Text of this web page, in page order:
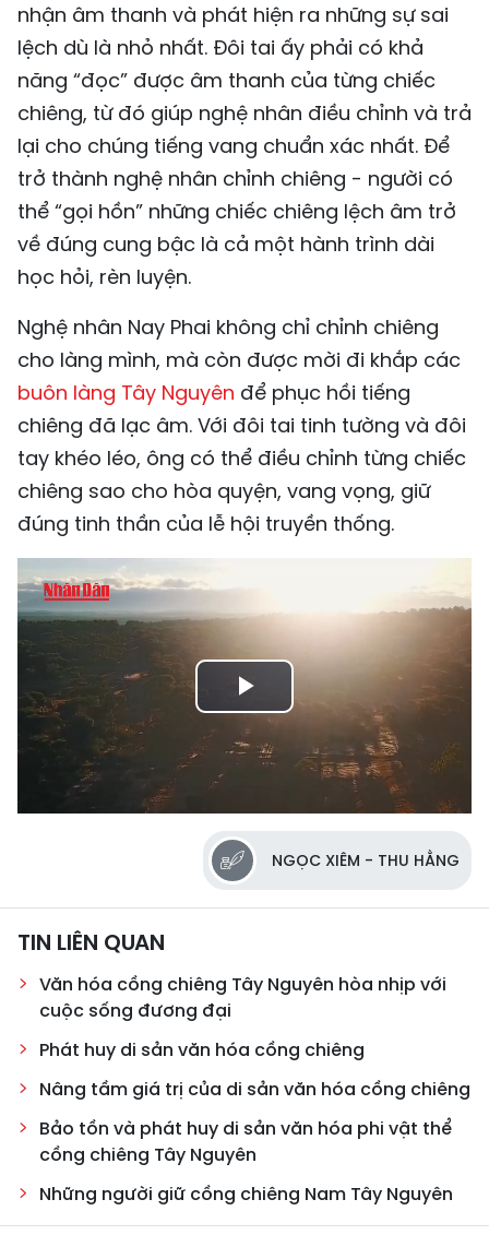
nhận âm thanh và phát hiện ra những sự sai
lệch dù là nhỏ nhất. Đôi tai ấy phải có khả
năng “đọc” được âm thanh của từng chiếc
chiêng, từ đó giúp nghệ nhân điều chỉnh và trả
lại cho chúng tiếng vang chuẩn xác nhất. Để
trở thành nghệ nhân chỉnh chiêng - người có
thể “gọi hồn” những chiếc chiêng lệch âm trở
về đúng cung bậc là cả một hành trình dài
học hỏi, rèn luyện.
Nghệ nhân Nay Phai không chỉ chỉnh chiêng
cho làng mình, mà còn được mời đi khắp các
buôn làng Tây Nguyên để phục hồi tiếng
chiêng đã lạc âm. Với đôi tai tinh tường và đôi
tay khéo léo, ông có thể điều chỉnh từng chiếc
chiêng sao cho hòa quyện, vang vọng, giữ
đúng tinh thần của lễ hội truyền thống.
Play
Video
NGỌC XIÊM - THU HẰNG
TIN LIÊN QUAN
Văn hóa cồng chiêng Tây Nguyên hòa nhịp với
cuộc sống đương đại
Phát huy di sản văn hóa cồng chiêng
Nâng tầm giá trị của di sản văn hóa cồng chiêng
Bảo tồn và phát huy di sản văn hóa phi vật thể
cồng chiêng Tây Nguyên
Những người giữ cồng chiêng Nam Tây Nguyên